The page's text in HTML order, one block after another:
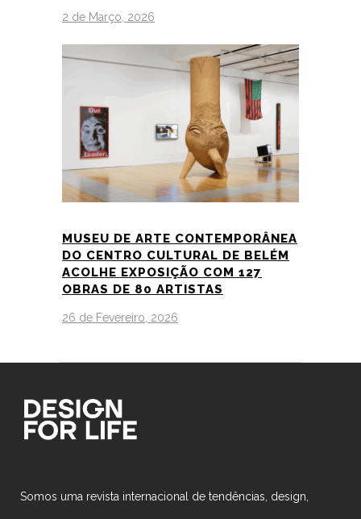
2 de Março, 2026
MUSEU DE ARTE CONTEMPORÂNEA
DO CENTRO CULTURAL DE BELÉM
ACOLHE EXPOSIÇÃO COM 127
OBRAS DE 80 ARTISTAS
26 de Fevereiro, 2026
Somos uma revista internacional de tendências, design,